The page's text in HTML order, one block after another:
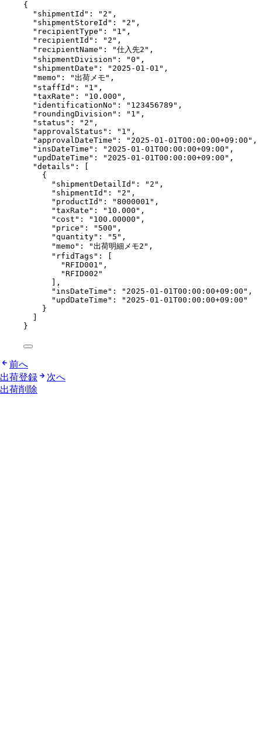
{
"shipmentId" : " 2 " ,
"shipmentStoreId" : " 2 " ,
"recipientType" : " 1 " ,
"recipientId" : " 2 " ,
"recipientName" : "仕入先2 " ,
"shipmentDivision" : "0 " ,
"shipmentDate" : " 2025-01-01 " ,
"memo" : "出荷メモ " ,
"staffId" : " 1 " ,
"taxRate" : " 10.000 " ,
"identificationNo" : " 123456789 " ,
"roundingDivision" : " 1 " ,
"status" : " 2 " ,
"approvalStatus" : " 1 " ,
"approvalDateTime" : " 2025-01-01T00:00:00+09:00 " ,
"insDateTime" : " 2025-01-01T00:00:00+09:00 " ,
"updDateTime" : " 2025-01-01T00:00:00+09:00 " ,
"details" : [
{
"shipmentDetailId" : " 2 " ,
"shipmentId" : " 2 " ,
"productId" : "8000001 " ,
"taxRate" : " 10.000 " ,
"cost" : " 100.00000 " ,
"price" : " 500 " ,
"quantity" : " 5 " ,
"memo" : "出荷明細メモ2 " ,
"rfidTags" : [
"RFID001 " ,
"RFID002 "
],
"insDateTime" : " 2025-01-01T00:00:00+09:00 " ,
"updDateTime" : " 2025-01-01T00:00:00+09:00 "
}
}
前へ
出荷登録
次へ
出荷削除